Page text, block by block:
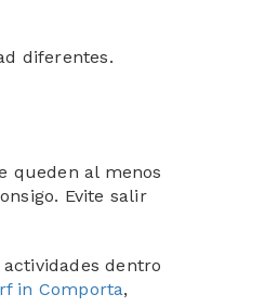
diferentes.
queden al menos
Evite salir
dentro
in Comporta,